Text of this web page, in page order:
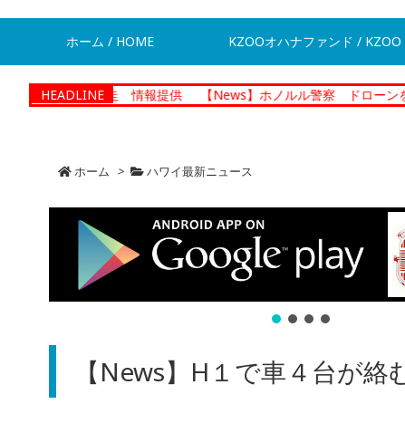
ホーム / HOME KZOOオハナファンド /
HEADLINE
が脱走 情報提供 【News】ホノルル警察 ドローンを活用した捜
ホーム > ハワイ最新ニュース
【News】H１で車４台が絡